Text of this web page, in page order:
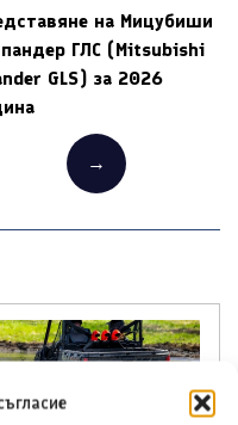
на Мицубиши
ГЛС (Mitsubishi
GLS) за 2026
→